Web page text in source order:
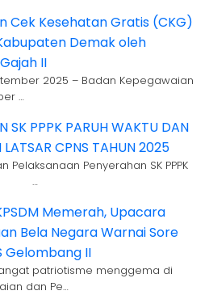
Cek Kesehatan Gratis (CKG)
Demak oleh
II
2025 – Badan Kepegawaian
…
SK PPPK PARUH WAKTU DAN
LATSAR CPNS TAHUN 2025
Penyerahan SK PPPK
…
Memerah, Upacara
Bela Negara Warnai Sore
Gelombang II
patriotisme menggema di
dan Pe…